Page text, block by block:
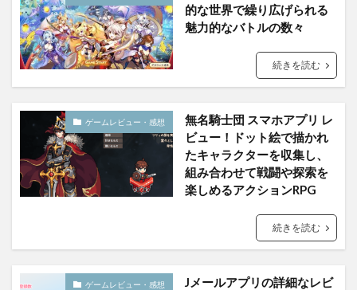
的な世界で繰り広げられる
魅力的なバトルの数々
続きを読む
ゲームレビュー・感想
無名騎士団 スマホアプリ レ
ビュー！ドット絵で描かれ
たキャラクターを収集し、
組み合わせて戦闘や探索を
楽しめるアクションRPG
続きを読む
ゲームレビュー・感想
Jメールアプリの詳細なレビ